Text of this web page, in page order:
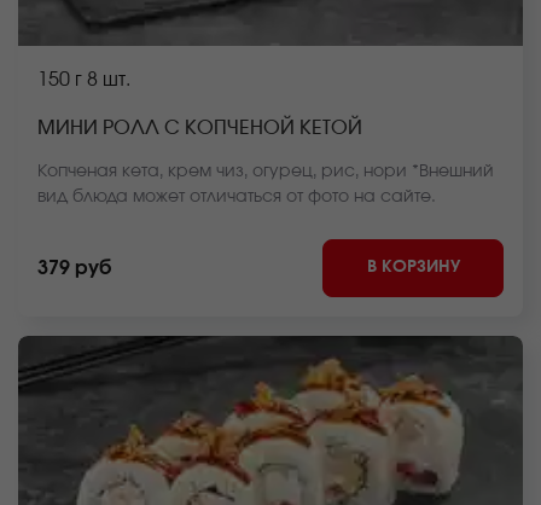
150 г 8 шт.
МИНИ РОЛЛ С КОПЧЕНОЙ КЕТОЙ
Копченая кета, крем чиз, огурец, рис, нори *Внешний
вид блюда может отличаться от фото на сайте.
379 руб В КОРЗИНУ